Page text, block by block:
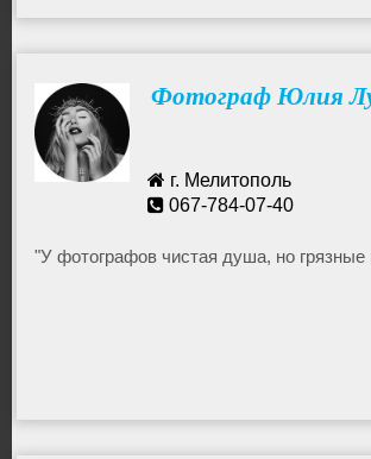
Фотограф Юлия
г. Мелитополь
067-784-07-40
"У фотографов чистая душа, но грязные